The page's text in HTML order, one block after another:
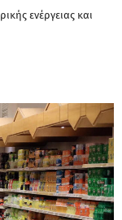
ενέργειας και